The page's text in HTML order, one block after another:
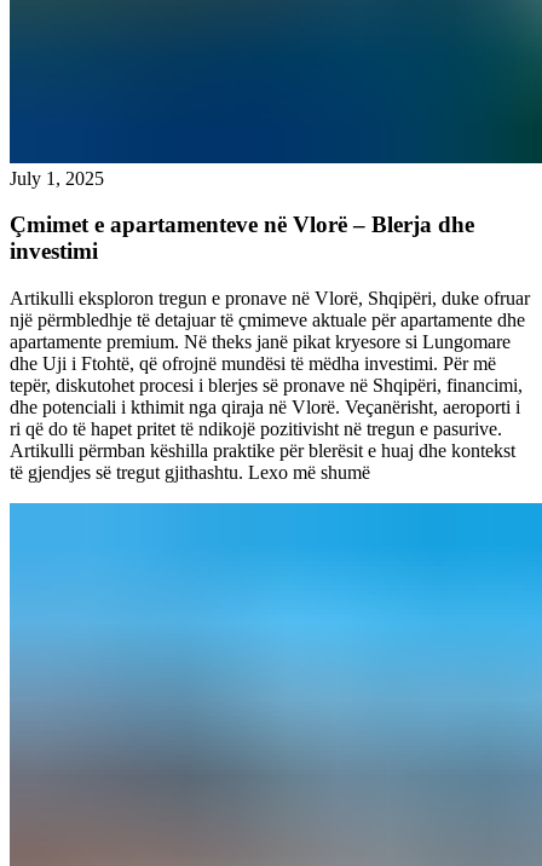
July 1, 2025
Çmimet e apartamenteve në Vlorë – Blerja dhe
investimi
Artikulli eksploron tregun e pronave në Vlorë, Shqipëri, duke ofruar
një përmbledhje të detajuar të çmimeve aktuale për apartamente dhe
apartamente premium. Në theks janë pikat kryesore si Lungomare
dhe Uji i Ftohtë, që ofrojnë mundësi të mëdha investimi. Për më
tepër, diskutohet procesi i blerjes së pronave në Shqipëri, financimi,
dhe potenciali i kthimit nga qiraja në Vlorë. Veçanërisht, aeroporti i
ri që do të hapet pritet të ndikojë pozitivisht në tregun e pasurive.
Artikulli përmban këshilla praktike për blerësit e huaj dhe kontekst
të gjendjes së tregut gjithashtu. Lexo më shumë